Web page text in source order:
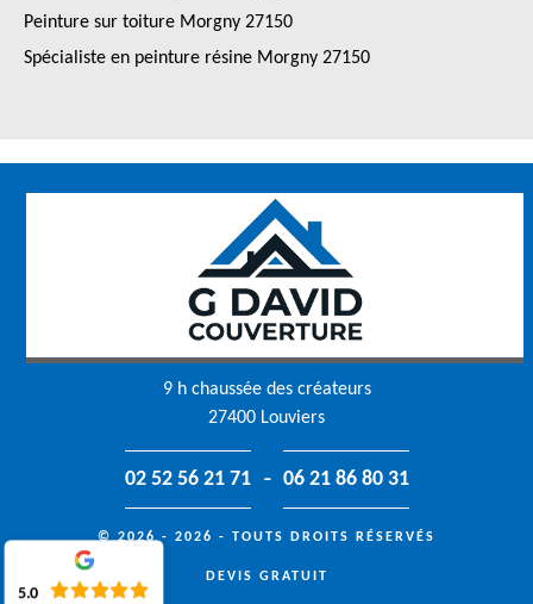
Peinture sur toiture Morgny 27150
Spécialiste en peinture résine Morgny 27150
9 h chaussée des créateurs
27400 Louviers
02 52 56 21 71 - 06 21 86 80 31
© 2026 - 2026 - TOUTS DROITS RÉSERVÉS
DEVIS GRATUIT
5.0